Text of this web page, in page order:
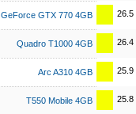
GeForce GTX 770 4GB 26.5
Quadro T1000 4GB 26.4
Arc A310 4GB 25.9
T550 Mobile 4GB 25.8